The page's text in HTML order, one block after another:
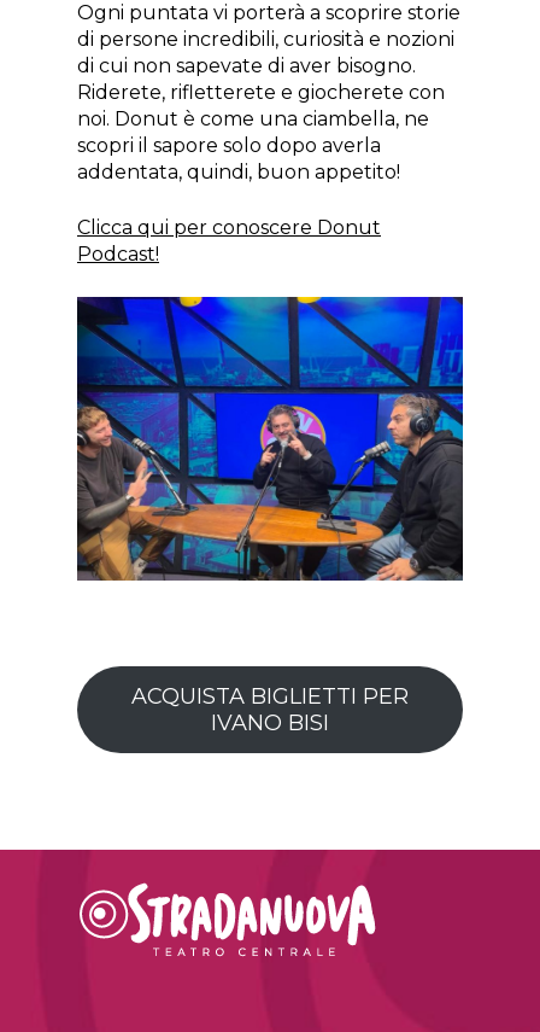
Ogni puntata vi porterà a scoprire storie
di persone incredibili, curiosità e nozioni
di cui non sapevate di aver bisogno.
Riderete, rifletterete e giocherete con
noi. Donut è come una ciambella, ne
scopri il sapore solo dopo averla
addentata, quindi, buon appetito!
Clicca qui per conoscere Donut
Podcast!
ACQUISTA BIGLIETTI PER
IVANO BISI